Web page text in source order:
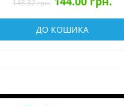
148.32 грн.
ДО КОШИКА